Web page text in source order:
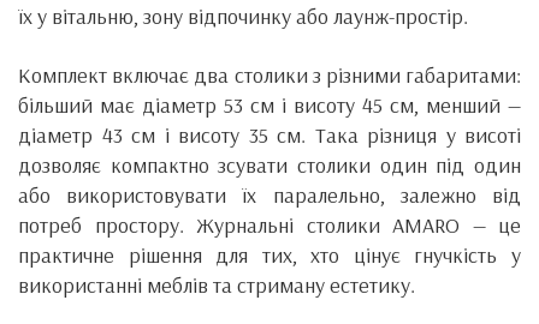
їх у вітальню, зону відпочинку або лаунж-простір.
Комплект включає два столики з різними габаритами:
більший має діаметр 53 см і висоту 45 см, менший —
діаметр 43 см і висоту 35 см. Така різниця у висоті
дозволяє компактно зсувати столики один під один
або використовувати їх паралельно, залежно від
потреб простору. Журнальні столики AMARO — це
практичне рішення для тих, хто цінує гнучкість у
використанні меблів та стриману естетику.